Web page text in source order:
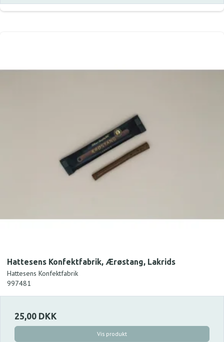
Hattesens Konfektfabrik, Ærøstang, Lakrids
Hattesens Konfektfabrik
997481
25,00 DKK
Vis produkt